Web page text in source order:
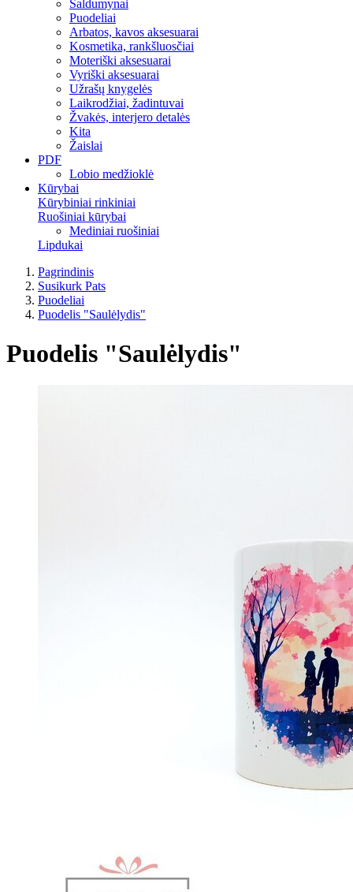
Saldumynai
Puodeliai
Arbatos, kavos aksesuarai
Kosmetika, rankšluosčiai
Moteriški aksesuarai
Vyriški aksesuarai
Užrašų knygelės
Laikrodžiai, žadintuvai
Žvakės, interjero detalės
Kita
Žaislai
PDF
Lobio medžioklė
Kūrybai
Kūrybiniai rinkiniai
Ruošiniai kūrybai
Mediniai ruošiniai
Lipdukai
Pagrindinis
Susikurk Pats
Puodeliai
Puodelis "Saulėlydis"
Puodelis "Saulėlydis"